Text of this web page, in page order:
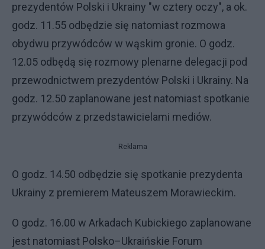
prezydentów Polski i Ukrainy "w cztery oczy", a ok.
godz. 11.55 odbędzie się natomiast rozmowa
obydwu przywódców w wąskim gronie. O godz.
12.05 odbędą się rozmowy plenarne delegacji pod
przewodnictwem prezydentów Polski i Ukrainy. Na
godz. 12.50 zaplanowane jest natomiast spotkanie
przywódców z przedstawicielami mediów.
Reklama
O godz. 14.50 odbędzie się spotkanie prezydenta
Ukrainy z premierem Mateuszem Morawieckim.
O godz. 16.00 w Arkadach Kubickiego zaplanowane
jest natomiast Polsko–Ukraińskie Forum